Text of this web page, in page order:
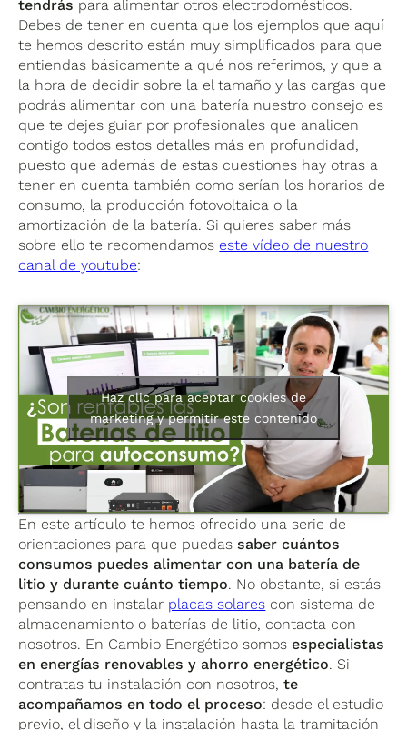
tendrás para alimentar otros electrodomésticos.
Debes de tener en cuenta que los ejemplos que aquí
te hemos descrito están muy simplificados para que
entiendas básicamente a qué nos referimos, y que a
la hora de decidir sobre la el tamaño y las cargas que
podrás alimentar con una batería nuestro consejo es
que te dejes guiar por profesionales que analicen
contigo todos estos detalles más en profundidad,
puesto que además de estas cuestiones hay otras a
tener en cuenta también como serían los horarios de
consumo, la producción fotovoltaica o la
amortización de la batería. Si quieres saber más
sobre ello te recomendamos este vídeo de nuestro
canal de youtube:
Haz clic para aceptar cookies de
marketing y permitir este contenido
En este artículo te hemos ofrecido una serie de
orientaciones para que puedassaber cuántos
consumos puedes alimentar con una batería de
litio y durante cuánto tiempo. No obstante, si estás
pensando en instalar placas solares con sistema de
almacenamiento o baterías de litio, contacta con
nosotros. En Cambio Energético somosespecialistas
en energías renovables y ahorro energético. Si
contratas tu instalación con nosotros,te
acompañamos en todo el proceso: desde el estudio
previo, el diseño y la instalación hasta la tramitación